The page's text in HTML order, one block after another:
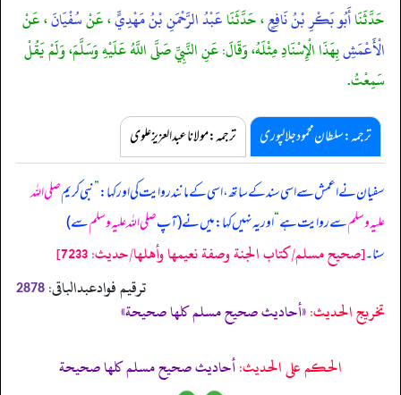
حَدَّثَنَاأَبُو بَكْرِ بْنُ نَافِعٍ، حَدَّثَنَاعَبْدُ الرَّحْمَنِ بْنُ مَهْدِيٍّ، عَنْسُفْيَانَ، عَنْ
الْأَعْمَشِبِهَذَا الْإِسْنَادِ مِثْلَهُ، وَقَالَ: عَنِ النَّبِيِّ صَلَّى اللَّهُ عَلَيْهِ وَسَلَّمَ، وَلَمْ يَقُلْ
سَمِعْتُ.
ترجمہ:سلطان محمود جلالپوری ترجمہ:مولانا عبدالعزیز علوی
سفیان نے اعمش سے اسی سند کے ساتھ، اسی کے مانند روایت کی اور کہا:”نبی کریمصلی اللہ
علیہ وسلمسے روایت ہے“اور یہ نہیں کہا: میں نے (آپصلی اللہ علیہ وسلمسے)
سنا۔[صحيح مسلم/كتاب الجنة وصفة نعيمها وأهلها/حدیث: 7233]
ترقیم فوادعبدالباقی: 2878
تخریج الحدیث:«أحاديث صحيح مسلم كلها صحيحة»
الحكم على الحديث:أحاديث صحيح مسلم كلها صحيحة